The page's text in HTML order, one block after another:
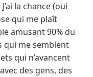
la chance (oui
qui me plaît
amusant 90% du
qui me semblent
qui n’avancent
des gens, des